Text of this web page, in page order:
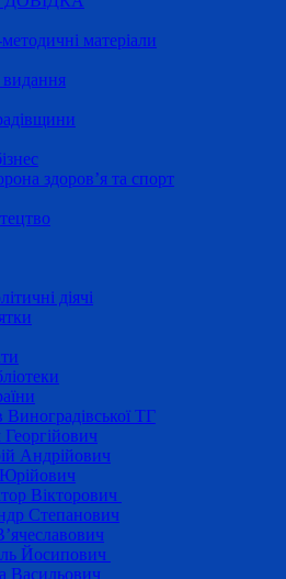
матеріали
видання
здоров’я та спорт
діячі
Виноградівської ТГ
Андрійович
Вікторович
Степанович
Йосипович
Васильович